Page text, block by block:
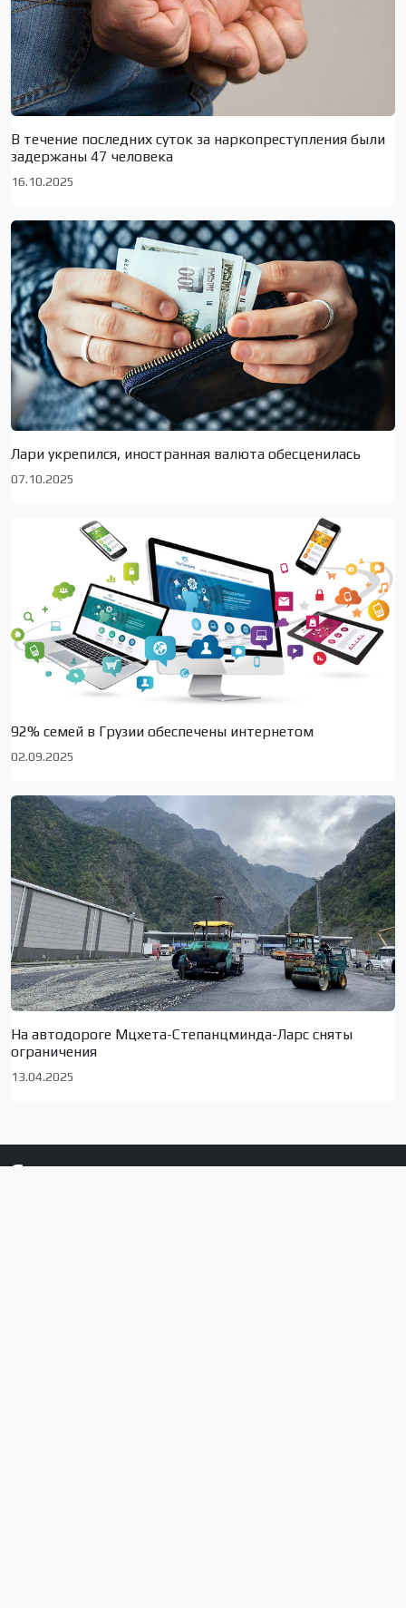
В течение последних суток за наркопреступления были
задержаны 47 человека
16.10.2025
Лари укрепился, иностранная валюта обесценилась
07.10.2025
92% семей в Грузии обеспечены интернетом
02.09.2025
На автодороге Мцхета-Степанцминда-Ларс сняты
ограничения
13.04.2025
Сюжеты по локациям